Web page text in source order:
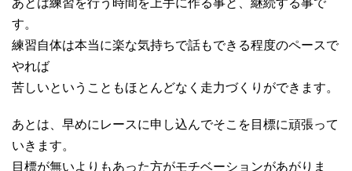
す。
練習自体は本当に楽な気持ちで話もできる程度のペースで
やれば
苦しいということもほとんどなく走力づくりができます。
あとは、早めにレースに申し込んでそこを目標に頑張って
いきます。
目標が無いよりもあった方がモチベーションがあがりま